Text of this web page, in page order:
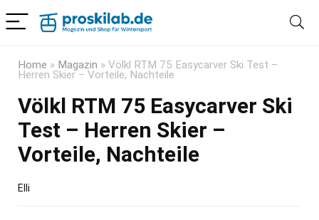
Home » Magazin » Völkl RTM 75 Easycarver Ski Test –
Herren Skier – Vorteile, Nachteile
Völkl RTM 75 Easycarver Ski
Test – Herren Skier –
Vorteile, Nachteile
Elli